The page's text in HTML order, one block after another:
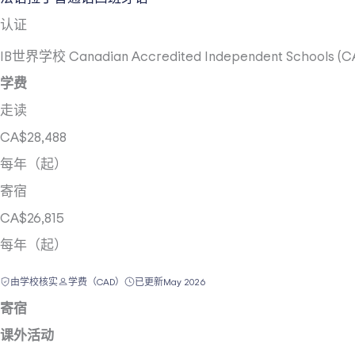
认证
IB世界学校 Canadian Accredited Independent Schools
学费
走读
CA$28,488
每年（起）
寄宿
CA$26,815
每年（起）
由学校核实 学费（CAD） 已更新May 2026
寄宿
课外活动